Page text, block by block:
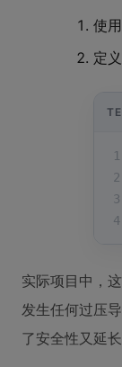
使
定
1
2
3
4
实际项目中，
发生任何过压
了安全性又延